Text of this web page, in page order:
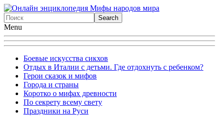
Menu
Боевые искусства сикхов
Отдых в Италии с детьми. Где отдохнуть с ребенком?
Герои сказок и мифов
Города и страны
Коротко о мифах древности
По секрету всему свету
Праздники на Руси